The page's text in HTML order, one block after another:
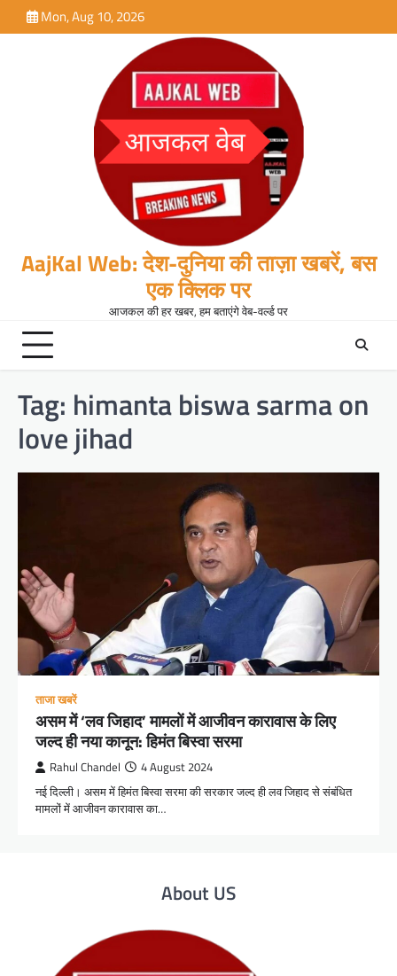
to
Mon, Aug 10, 2026
AajKal Web: देश-दुनिया की ताज़ा खबरें, बस
एक क्लिक पर
आजकल की हर खबर, हम बताएंगे वेब-वर्ल्ड पर
Tag: himanta biswa sarma on
love jihad
ताजा खबरें
असम में ‘लव जिहाद’ मामलों में आजीवन कारावास के लिए
जल्द ही नया कानून: हिमंत बिस्वा सरमा
Rahul Chandel 4 August 2024
नई दिल्ली। असम में हिमंत बिस्वा सरमा की सरकार जल्द ही लव जिहाद से संबंधित
मामलों में आजीवन कारावास का…
About US